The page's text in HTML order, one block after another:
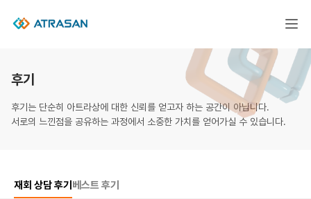
후기
후기는 단순히 아트라상에 대한 신뢰를 얻고자 하는 공간이 아닙니다.
서로의 느낀점을 공유하는 과정에서 소중한 가치를 얻어가실 수 있습니다.
재회 상담 후기 베스트 후기